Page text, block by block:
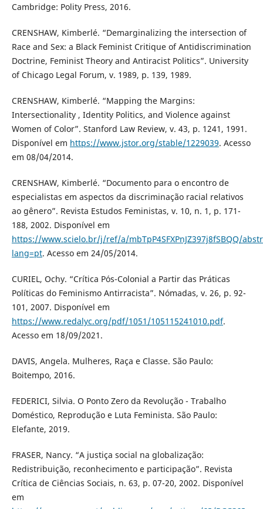
Cambridge: Polity Press, 2016.
CRENSHAW, Kimberlé. “Demarginalizing the intersection of
Race and Sex: a Black Feminist Critique of Antidiscrimination
Doctrine, Feminist Theory and Antiracist Politics”. University
of Chicago Legal Forum, v. 1989, p. 139, 1989.
CRENSHAW, Kimberlé. “Mapping the Margins:
Intersectionality , Identity Politics, and Violence against
Women of Color”. Stanford Law Review, v. 43, p. 1241, 1991.
Disponível em https://www.jstor.org/stable/1229039. Acesso
em 08/04/2014.
CRENSHAW, Kimberlé. “Documento para o encontro de
especialistas em aspectos da discriminação racial relativos
ao gênero”. Revista Estudos Feministas, v. 10, n. 1, p. 171-
188, 2002. Disponível em
https://www.scielo.br/j/ref/a/mbTpP4SFXPnJZ397j8fSBQQ/
lang=pt. Acesso em 24/05/2014.
CURIEL, Ochy. “Crítica Pós-Colonial a Partir das Práticas
Políticas do Feminismo Antirracista”. Nómadas, v. 26, p. 92-
101, 2007. Disponível em
https://www.redalyc.org/pdf/1051/105115241010.pdf.
Acesso em 18/09/2021.
DAVIS, Angela. Mulheres, Raça e Classe. São Paulo:
Boitempo, 2016.
FEDERICI, Silvia. O Ponto Zero da Revolução - Trabalho
Doméstico, Reprodução e Luta Feminista. São Paulo:
Elefante, 2019.
FRASER, Nancy. “A justiça social na globalização:
Redistribuição, reconhecimento e participação”. Revista
Crítica de Ciências Sociais, n. 63, p. 07-20, 2002. Disponível
em